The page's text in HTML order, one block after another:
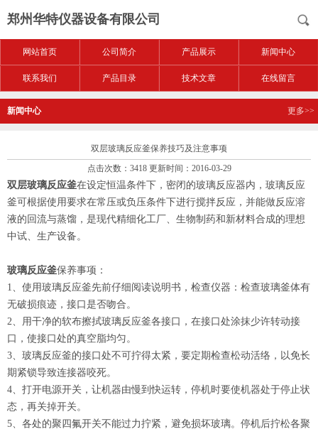
郑州华特仪器设备有限公司
网站首页 公司简介 产品展示 新闻中心
联系我们 产品目录 技术文章 在线留言
新闻中心 更多>>
双层玻璃反应釜保养技巧及注意事项
点击次数：3418 更新时间：2016-03-29
双层玻璃反应釜在设定恒温条件下，密闭的玻璃反应器内，玻璃反应
釜可根据使用要求在常压或负压条件下进行搅拌反应，并能做反应溶
液的回流与蒸馏，是现代精细化工厂、生物制药和新材料合成的理想
中试、生产设备。
玻璃反应釜保养事项：
1、使用玻璃反应釜先前仔细阅读说明书，检查仪器：检查玻璃釜体有
无破损痕迹，接口是否吻合。
2、用干净的软布擦拭玻璃反应釜各接口，在接口处涂抹少许转动接
口，使接口处的真空脂均匀。
3、玻璃反应釜的接口处不可拧得太紧，要定期检查松动活络，以免长
期紧锁导致连接器咬死。
4、打开电源开关，让机器由慢到快运转，停机时要使机器处于停止状
态，再关掉开关。
5、各处的聚四氟开关不能过力拧紧，避免损坏玻璃。停机后拧松各聚